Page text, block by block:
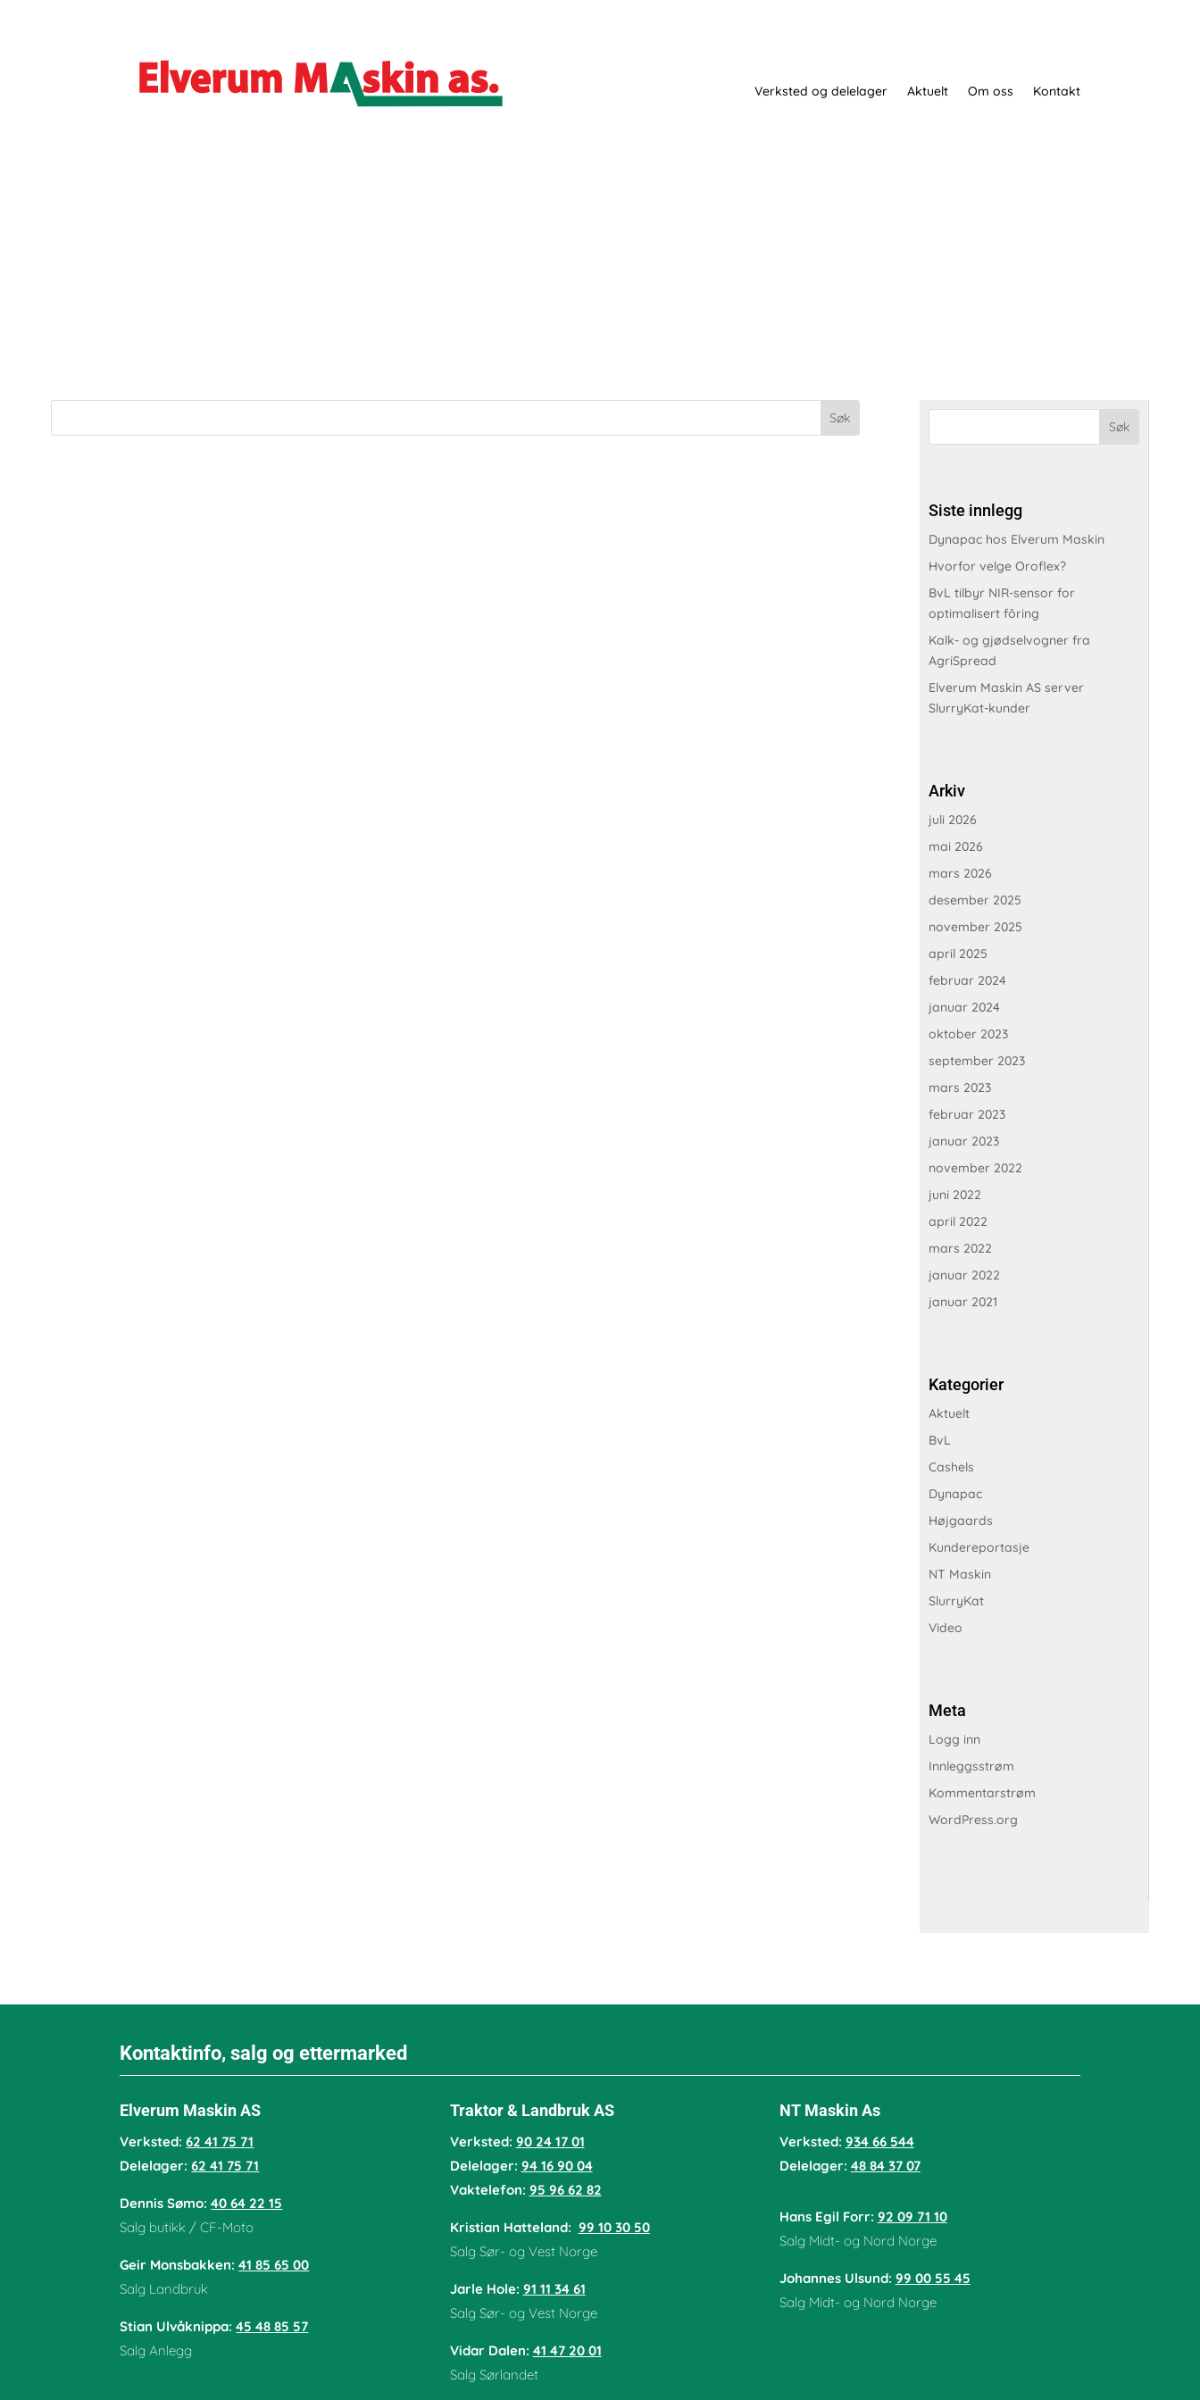
Verksted og delelager Aktuelt Om oss Kontakt
Siste innlegg
Dynapac hos Elverum Maskin
Hvorfor velge Oroflex?
BvL tilbyr NIR-sensor for
optimalisert fôring
Kalk- og gjødselvogner fra
AgriSpread
Elverum Maskin AS server
SlurryKat-kunder
Arkiv
juli 2026
mai 2026
mars 2026
desember 2025
november 2025
april 2025
februar 2024
januar 2024
oktober 2023
september 2023
mars 2023
februar 2023
januar 2023
november 2022
juni 2022
april 2022
mars 2022
januar 2022
januar 2021
Kategorier
Aktuelt
BvL
Cashels
Dynapac
Højgaards
Kundereportasje
NT Maskin
SlurryKat
Video
Meta
Logg inn
Innleggsstrøm
Kommentarstrøm
WordPress.org
Kontaktinfo, salg og ettermarked
Elverum Maskin AS
Verksted:62 41 75 71
Delelager:62 41 75 71
Dennis Sømo:40 64 22 15
Salg butikk / CF-Moto
Geir Monsbakken:41 85 65 00
Salg Landbruk
Stian Ulvåknippa:45 48 85 57
Salg Anlegg
Traktor & Landbruk AS
Verksted: 90 24 17 01
Delelager: 94 16 90 04
Vaktelefon: 95 96 62 82
Kristian Hatteland: 99 10 30 50
Salg Sør- og Vest Norge
Jarle Hole: 91 11 34 61
Salg Sør- og Vest Norge
Vidar Dalen: 41 47 20 01
Salg Sørlandet
NT Maskin As
Verksted: 934 66 544
Delelager: 48 84 37 07
Hans Egil Forr: 92 09 71 10
Salg Midt- og Nord Norge
Johannes Ulsund: 99 00 55 45
Salg Midt- og Nord Norge